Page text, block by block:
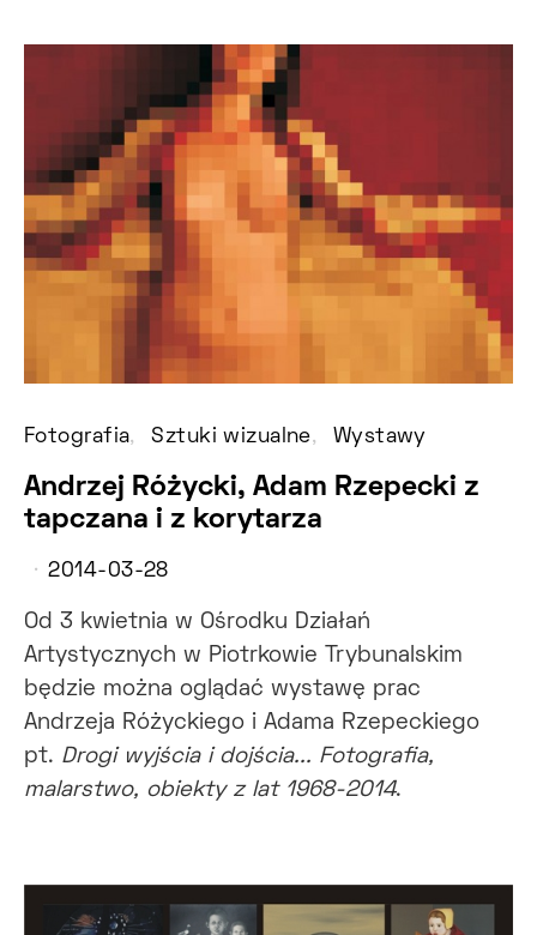
Fotografia Sztuki wizualne Wystawy
Andrzej Różycki, Adam Rzepecki z
tapczana i z korytarza
2014-03-28
Od 3 kwietnia w Ośrodku Działań
Artystycznych w Piotrkowie Trybunalskim
będzie można oglądać wystawę prac
Andrzeja Różyckiego i Adama Rzepeckiego
pt. Drogi wyjścia i dojścia... Fotografia,
malarstwo, obiekty z lat 1968-2014.